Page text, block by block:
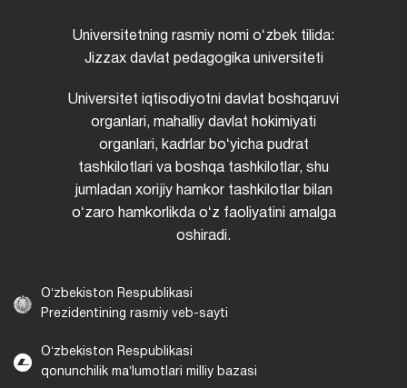
Universitetning rasmiy nomi oʻzbek tilida:
Jizzax davlat pedagogika universiteti
Universitet iqtisodiyotni davlat boshqaruvi
organlari, mahalliy davlat hokimiyati
organlari, kadrlar boʻyicha pudrat
tashkilotlari va boshqa tashkilotlar, shu
jumladan xorijiy hamkor tashkilotlar bilan
oʻzaro hamkorlikda oʻz faoliyatini amalga
oshiradi.
Oʻzbekiston Respublikasi
Prezidentining rasmiy veb-sayti
Oʻzbekiston Respublikasi
qonunchilik maʼlumotlari milliy bazasi